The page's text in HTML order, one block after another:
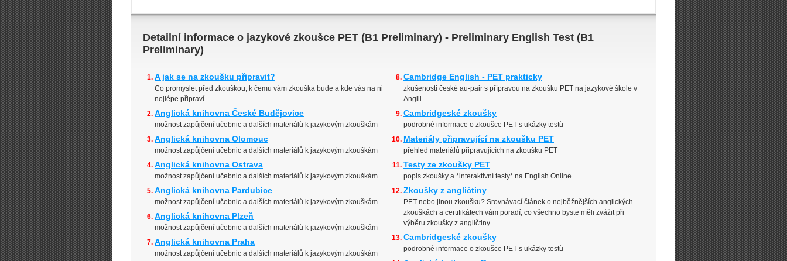
Detailní informace o jazykové zkoušce PET (B1 Preliminary) - Preliminary English Test (B1
Preliminary)
A jak se na zkoušku připravit?
Co promyslet před zkouškou, k čemu vám zkouška bude a kde vás na ni
nejlépe připraví
Anglická knihovna České Budějovice
možnost zapůjčení učebnic a dalších materiálů k jazykovým zkouškám
Anglická knihovna Olomouc
možnost zapůjčení učebnic a dalších materiálů k jazykovým zkouškám
Anglická knihovna Ostrava
možnost zapůjčení učebnic a dalších materiálů k jazykovým zkouškám
Anglická knihovna Pardubice
možnost zapůjčení učebnic a dalších materiálů k jazykovým zkouškám
Anglická knihovna Plzeň
možnost zapůjčení učebnic a dalších materiálů k jazykovým zkouškám
Anglická knihovna Praha
možnost zapůjčení učebnic a dalších materiálů k jazykovým zkouškám
Cambridge English - PET prakticky
zkušenosti české au-pair s přípravou na zkoušku PET na jazykové škole v
Anglii.
Cambridgeské zkoušky
podrobné informace o zkoušce PET s ukázky testů
Materiály připravující na zkoušku PET
přehled materiálů připravujících na zkoušku PET
Testy ze zkoušky PET
popis zkoušky a *interaktivní testy* na English Online.
Zkoušky z angličtiny
PET nebo jinou zkoušku? Srovnávací článek o nejběžnějších anglických
zkouškách a certifikátech vám poradí, co všechno byste měli zvážit při
výběru zkoušky z angličtiny.
Cambridgeské zkoušky
podrobné informace o zkoušce PET s ukázky testů